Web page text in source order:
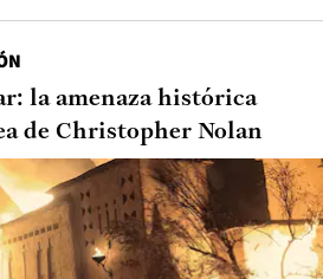
la amenaza histórica
de Christopher Nolan